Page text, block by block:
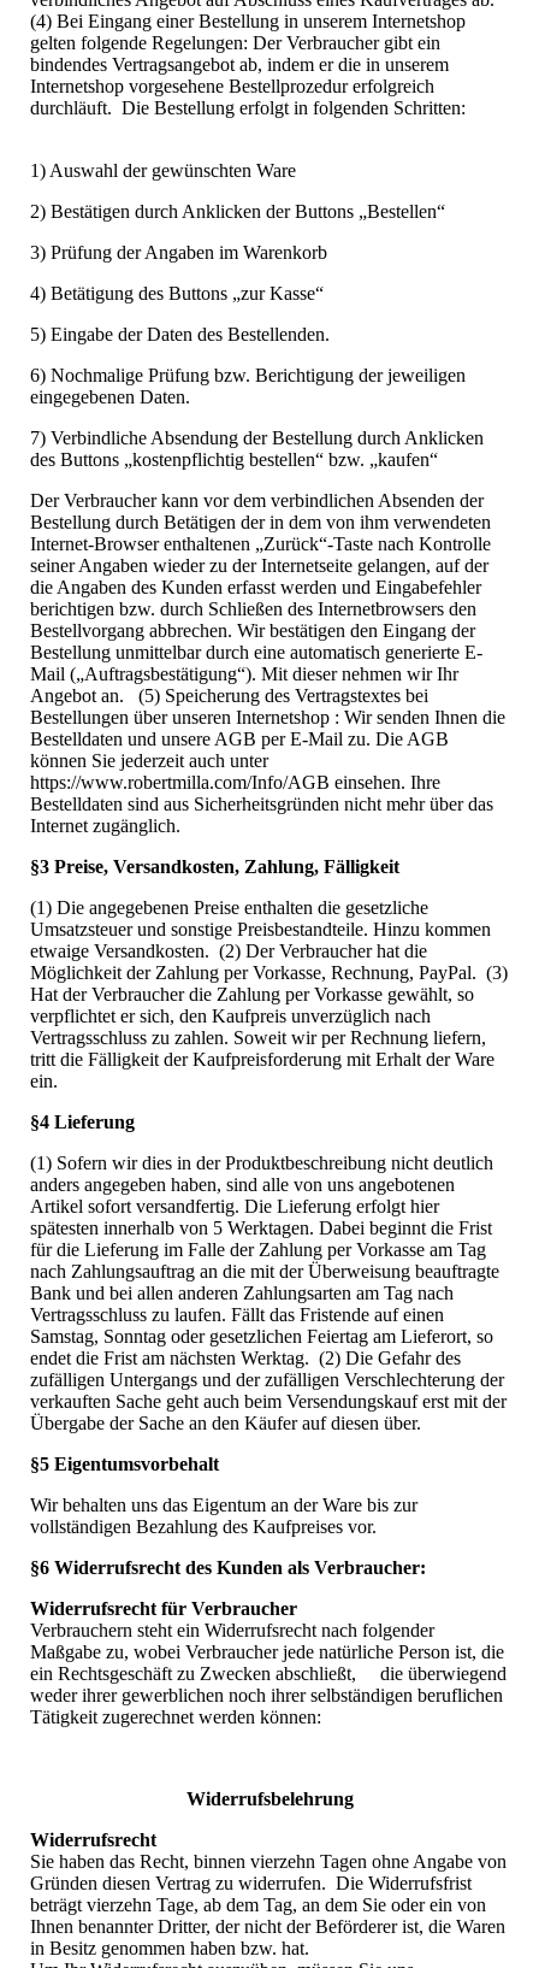
(4) Bei Eingang einer Bestellung in unserem Internetshop
gelten folgende Regelungen: Der Verbraucher gibt ein
bindendes Vertragsangebot ab, indem er die in unserem
Internetshop vorgesehene Bestellprozedur erfolgreich
durchläuft. Die Bestellung erfolgt in folgenden Schritten:
1) Auswahl der gewünschten Ware
2) Bestätigen durch Anklicken der Buttons „Bestellen“
3) Prüfung der Angaben im Warenkorb
4) Betätigung des Buttons „zur Kasse“
5) Eingabe der Daten des Bestellenden.
6) Nochmalige Prüfung bzw. Berichtigung der jeweiligen
eingegebenen Daten.
7) Verbindliche Absendung der Bestellung durch Anklicken
des Buttons „kostenpflichtig bestellen“ bzw. „kaufen“
Der Verbraucher kann vor dem verbindlichen Absenden der
Bestellung durch Betätigen der in dem von ihm verwendeten
Internet-Browser enthaltenen „Zurück“-Taste nach Kontrolle
seiner Angaben wieder zu der Internetseite gelangen, auf der
die Angaben des Kunden erfasst werden und Eingabefehler
berichtigen bzw. durch Schließen des Internetbrowsers den
Bestellvorgang abbrechen. Wir bestätigen den Eingang der
Bestellung unmittelbar durch eine automatisch generierte E-
Mail („Auftragsbestätigung“). Mit dieser nehmen wir Ihr
Angebot an. (5) Speicherung des Vertragstextes bei
Bestellungen über unseren Internetshop : Wir senden Ihnen die
Bestelldaten und unsere AGB per E-Mail zu. Die AGB
können Sie jederzeit auch unter
https://www.robertmilla.com/Info/AGB einsehen. Ihre
Bestelldaten sind aus Sicherheitsgründen nicht mehr über das
Internet zugänglich.
§3 Preise, Versandkosten, Zahlung, Fälligkeit
(1) Die angegebenen Preise enthalten die gesetzliche
Umsatzsteuer und sonstige Preisbestandteile. Hinzu kommen
etwaige Versandkosten. (2) Der Verbraucher hat die
Möglichkeit der Zahlung per Vorkasse, Rechnung, PayPal. (3)
Hat der Verbraucher die Zahlung per Vorkasse gewählt, so
verpflichtet er sich, den Kaufpreis unverzüglich nach
Vertragsschluss zu zahlen. Soweit wir per Rechnung liefern,
tritt die Fälligkeit der Kaufpreisforderung mit Erhalt der Ware
ein.
§4 Lieferung
(1) Sofern wir dies in der Produktbeschreibung nicht deutlich
anders angegeben haben, sind alle von uns angebotenen
Artikel sofort versandfertig. Die Lieferung erfolgt hier
spätesten innerhalb von 5 Werktagen. Dabei beginnt die Frist
für die Lieferung im Falle der Zahlung per Vorkasse am Tag
nach Zahlungsauftrag an die mit der Überweisung beauftragte
Bank und bei allen anderen Zahlungsarten am Tag nach
Vertragsschluss zu laufen. Fällt das Fristende auf einen
Samstag, Sonntag oder gesetzlichen Feiertag am Lieferort, so
endet die Frist am nächsten Werktag. (2) Die Gefahr des
zufälligen Untergangs und der zufälligen Verschlechterung der
verkauften Sache geht auch beim Versendungskauf erst mit der
Übergabe der Sache an den Käufer auf diesen über.
§5 Eigentumsvorbehalt
Wir behalten uns das Eigentum an der Ware bis zur
vollständigen Bezahlung des Kaufpreises vor.
§6 Widerrufsrecht des Kunden als Verbraucher:
Widerrufsrecht für Verbraucher
Verbrauchern steht ein Widerrufsrecht nach folgender
Maßgabe zu, wobei Verbraucher jede natürliche Person ist, die
ein Rechtsgeschäft zu Zwecken abschließt, die überwiegend
weder ihrer gewerblichen noch ihrer selbständigen beruflichen
Tätigkeit zugerechnet werden können:
Widerrufsbelehrung
Widerrufsrecht
Sie haben das Recht, binnen vierzehn Tagen ohne Angabe von
Gründen diesen Vertrag zu widerrufen. Die Widerrufsfrist
beträgt vierzehn Tage, ab dem Tag, an dem Sie oder ein von
Ihnen benannter Dritter, der nicht der Beförderer ist, die Waren
in Besitz genommen haben bzw. hat.